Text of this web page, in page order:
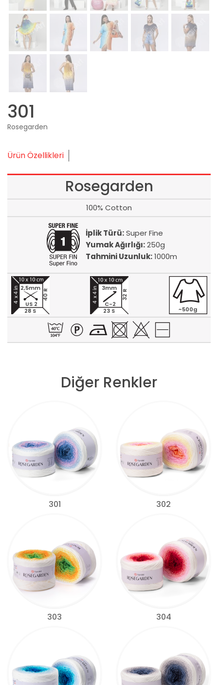
301
Rosegarden
Ürün Özellikleri
Rosegarden
100% Cotton
İplik Türü:Super Fine
Yumak Ağırlığı:250g
Tahmini Uzunluk:1000m
28 S
40 R
2,5mm
US 2
23 S
32 R
3mm
C-2
~500g
Diğer Renkler
301 302
303 304